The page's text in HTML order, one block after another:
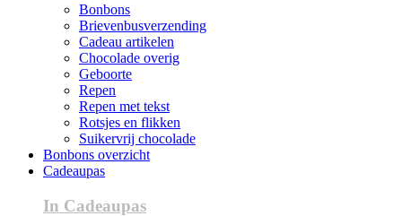
Bonbons
Brievenbusverzending
Cadeau artikelen
Chocolade overig
Geboorte
Repen
Repen met tekst
Rotsjes en flikken
Suikervrij chocolade
Bonbons overzicht
Cadeaupas
In Cadeaupas